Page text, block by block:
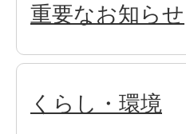
重要なお知らせ
くらし・環境